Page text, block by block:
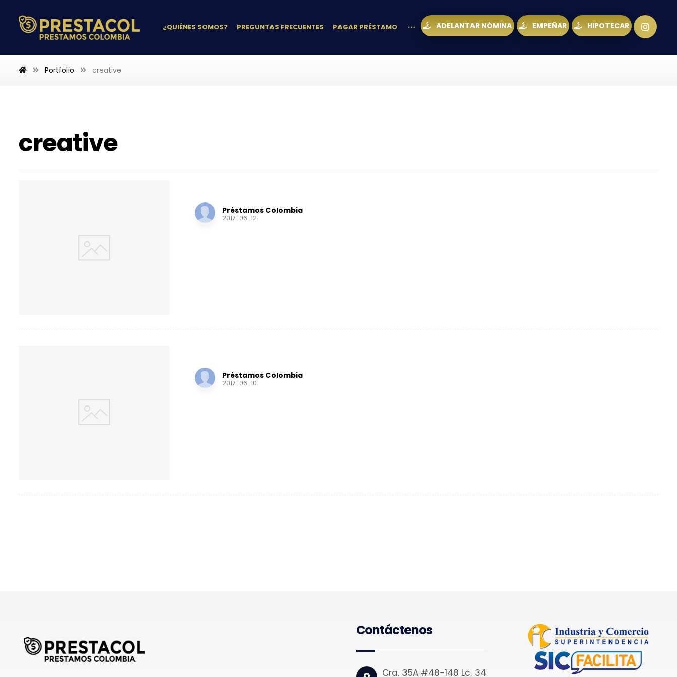
HIPOTECAR
EMPEÑAR
ADELANTAR NÓMINA
¿QUIÉNES SOMOS? PREGUNTAS FRECUENTES PAGAR PRÉSTAMO
Portfolio creative
creative
Préstamos Colombia
2017-06-12
Préstamos Colombia
2017-06-10
Contáctenos
Cra. 35A #48-148 Lc. 34